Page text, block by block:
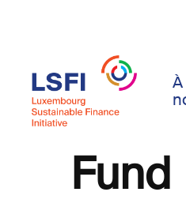
content
Fund